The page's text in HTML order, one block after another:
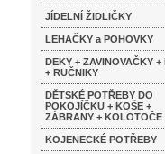
JÍDELNÍ ŽIDLIČKY
LEHAČKY a POHOVKY
DEKY + ZAVINOVAČKY +
+ RUČNIKY
DĚTSKÉ POTŘEBY DO
POKOJÍČKU + KOŠE +
ZÁBRANY + KOLOTOČE
KOJENECKÉ POTŘEBY